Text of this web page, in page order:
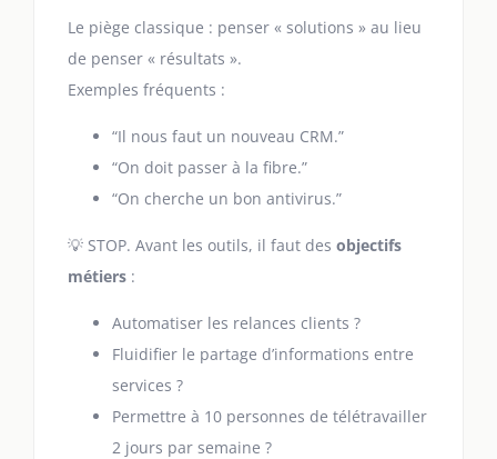
Le piège classique : penser « solutions » au lieu
de penser « résultats ».
Exemples fréquents :
“Il nous faut un nouveau CRM.”
“On doit passer à la fibre.”
“On cherche un bon antivirus.”
💡 STOP. Avant les outils, il faut des objectifs
métiers :
Automatiser les relances clients ?
Fluidifier le partage d’informations entre
services ?
Permettre à 10 personnes de télétravailler
2 jours par semaine ?